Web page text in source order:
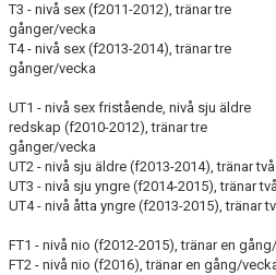
T3 - nivå sex (f2011-2012), tränar tre
gånger/vecka
T4 - nivå sex (f2013-2014), tränar tre
gånger/vecka
UT1 - nivå sex fristående, nivå sju äldre
redskap (f2010-2012), tränar tre
gånger/vecka
UT2 - nivå sju äldre (f2013-2014), tränar
UT3 - nivå sju yngre (f2014-2015), tränar
UT4 - nivå åtta yngre (f2013-2015), tränar
FT1 - nivå nio (f2012-2015), tränar en
FT2 - nivå nio (f2016), tränar en gång/